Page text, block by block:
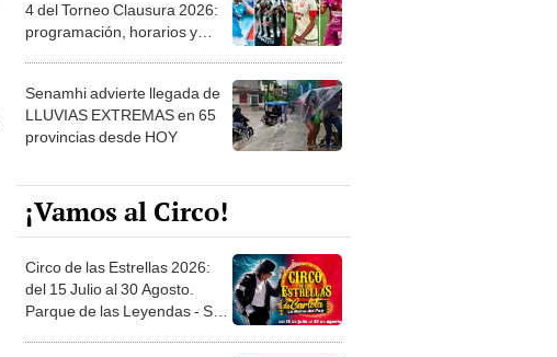
4 del Torneo Clausura 2026:
programación, horarios y
Senamhi advierte llegada de
LLUVIAS EXTREMAS en 65
provincias desde HOY
¡Vamos al Circo!
Circo de las Estrellas 2026:
del 15 Julio al 30 Agosto.
Parque de las Leyendas - San